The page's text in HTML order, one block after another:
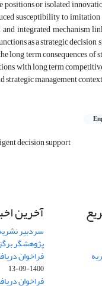
positions or isolated
susceptibility to
integrated mechanism
as a strategic decision
long term consequences of
with long term
management
decision support
آخرین
سردبیر
پژوهشگر
فراخوان
1400-09-13
فراخوان